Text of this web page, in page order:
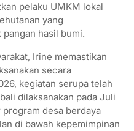
pelaku UMKM lokal
yang
hasil bumi.
Irine memastikan
secara
kegiatan serupa telah
dilaksanakan pada Juli
desa berdaya
di bawah kepemimpinan